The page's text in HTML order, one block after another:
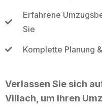
Erfahrene
Sie
Komplette Planung
Verlassen Sie sich
Villach, um Ihren